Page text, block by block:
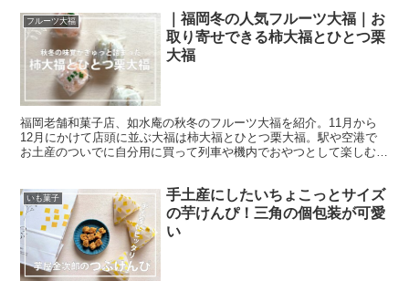
フルーツ大福
｜福岡冬の人気フルーツ大福｜お
取り寄せできる柿大福とひとつ栗
大福
福岡老舗和菓子店、如水庵の秋冬のフルーツ大福を紹介。11月から
12月にかけて店頭に並ぶ大福は柿大福とひとつ栗大福。駅や空港で
お土産のついでに自分用に買って列車や機内でおやつとして楽しむの
いも菓子
手土産にしたいちょこっとサイズ
の芋けんぴ！三角の個包装が可愛
い